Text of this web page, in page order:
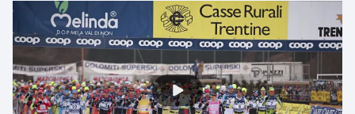
Futsal
Golf
Gymnastika